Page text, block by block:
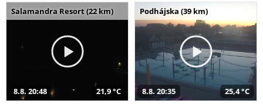
Salamandra Resort (22 km)
8.8. 20:48 21,9 °C
Podhájska (39 km)
8.8. 20:35 25,4 °C